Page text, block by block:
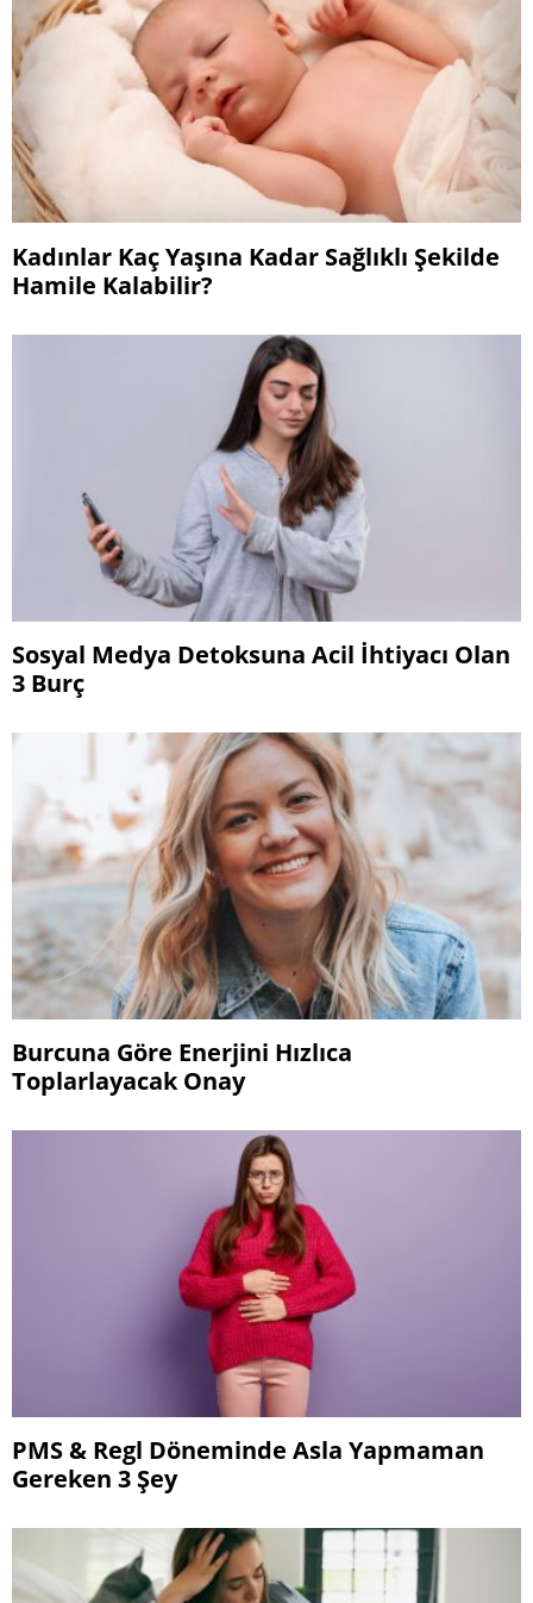
Kadınlar Kaç Yaşına Kadar Sağlıklı Şekilde
Hamile Kalabilir?
Sosyal Medya Detoksuna Acil İhtiyacı Olan
3 Burç
Burcuna Göre Enerjini Hızlıca
Toplarlayacak Onay
PMS & Regl Döneminde Asla Yapmaman
Gereken 3 Şey